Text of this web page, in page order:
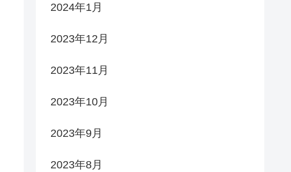
2024年1月
2023年12月
2023年11月
2023年10月
2023年9月
2023年8月